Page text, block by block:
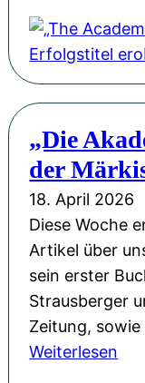
h
e
a
d
e
m
y
o
f
t
„Die
der
18. April 2026
Diese Woche
Artikel über
sein erster
Strausberger
Zeitung,
Weiterlesen